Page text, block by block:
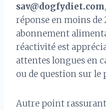
sav@dogfydiet.com
réponse en moins de
abonnement
réactivité est
attentes longues en
ou de question sur
Autre point